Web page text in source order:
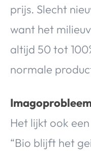
prijs. Slecht
want het
altijd 50 tot
normale
Het lijkt ook
“Bio blijft het